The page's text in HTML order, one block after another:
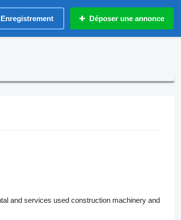
Déposer une annonce
and services used construction machinery and